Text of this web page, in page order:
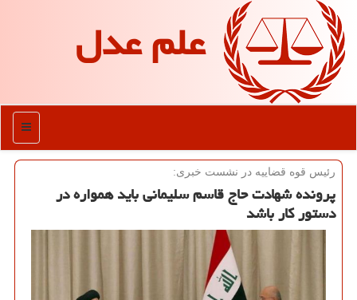
علم عدل
منو
رئیس قوه قضاییه در نشست خبری:
پرونده شهادت حاج قاسم سلیمانی باید همواره در
دستور كار باشد